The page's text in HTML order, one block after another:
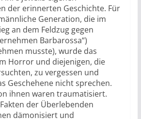
der erinnerten Geschichte. Für
Generation, die im
an dem Feldzug gegen
Barbarossa“)
musste), wurde das
Horror und diejenigen, die
zu vergessen und
Geschehene nicht sprechen.
ihnen waren traumatisiert.
der Überlebenden
dämonisiert und